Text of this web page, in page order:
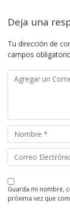
Deja una
Tu dirección de
campos
guarda mi nombre, correo electrónico y web en este navegador para la
próxima vez que